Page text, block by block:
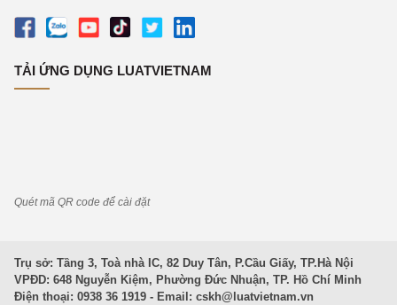
TẢI ỨNG DỤNG LUATVIETNAM
Quét mã QR code để cài đặt
Trụ sở: Tầng 3, Toà nhà IC, 82 Duy Tân, P.Cầu Giấy, TP.Hà Nội
VPĐD: 648 Nguyễn Kiệm, Phường Đức Nhuận, TP. Hồ Chí Minh
Điện thoại: 0938 36 1919 - Email: cskh@luatvietnam.vn